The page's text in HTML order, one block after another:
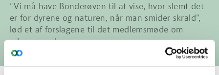
"Vi må have Bonderøven til at vise, hvor slemt det
er for dyrene og naturen, når man smider skrald",
lød et af forslagene til det medlemsmøde om
adgangsregler